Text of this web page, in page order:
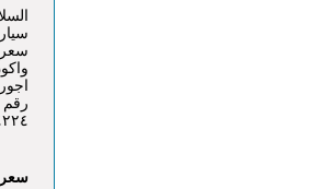
سعر ١١٠٠٠$
رقم